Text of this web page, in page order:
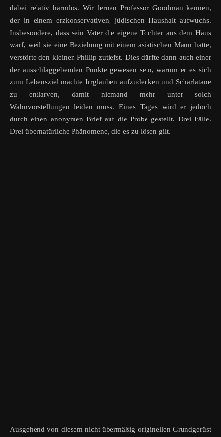
dabei relativ harmlos. Wir lernen Professor Goodman kennen,
der in einem erzkonservativen, jüdischen Haushalt aufwuchs.
Insbesondere, dass sein Vater die eigene Tochter aus dem Haus
warf, weil sie eine Beziehung mit einem asiatischen Mann hatte,
verstörte den kleinen Phillip zutiefst. Dies dürfte dann auch einer
der ausschlaggebenden Punkte gewesen sein, warum er es sich
zum Lebensziel machte Irrglauben aufzudecken und Scharlatane
zu entlarven, damit niemand mehr unter solch
Wahnvorstellungen leiden muss. Eines Tages wird er jedoch
durch einen anonymen Brief auf die Probe gestellt. Drei Fälle.
Drei übernatürliche Phänomene, die es zu lösen gilt.
Ausgehend von diesem nicht übermäßig originellen Grundgerüst